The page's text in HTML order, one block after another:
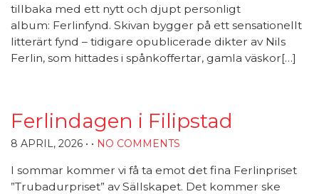
tillbaka med ett nytt och djupt personligt
album: Ferlinfynd. Skivan bygger på ett sensationellt
litterärt fynd – tidigare opublicerade dikter av Nils
Ferlin, som hittades i spånkoffertar, gamla väskor[…]
Ferlindagen i Filipstad
8 APRIL, 2026 • • NO COMMENTS
I sommar kommer vi få ta emot det fina Ferlinpriset
”Trubadurpriset” av Sällskapet. Det kommer ske